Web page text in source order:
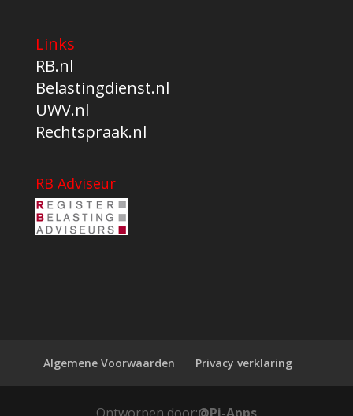
Links
RB.nl
Belastingdienst.nl
UWV.nl
Rechtspraak.nl
RB Adviseur
Algemene Voorwaarden Privacy verklaring